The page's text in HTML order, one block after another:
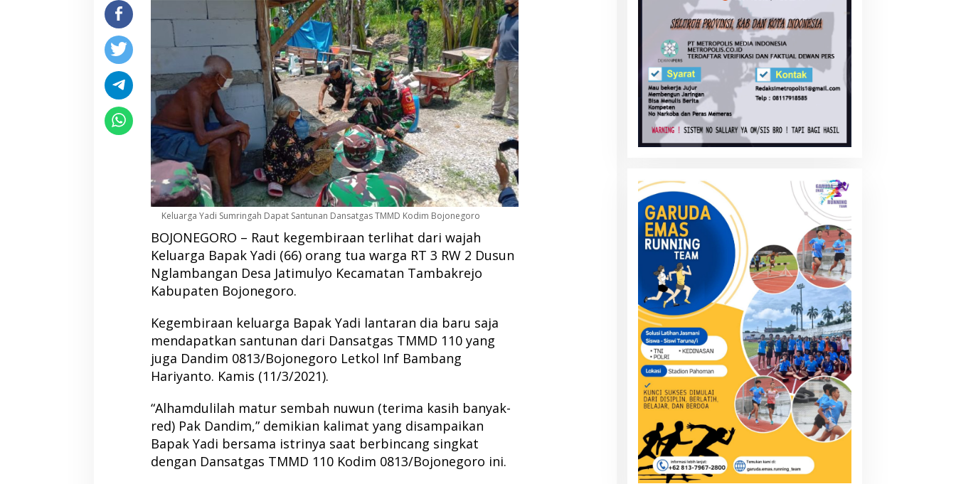
Keluarga Yadi Sumringah Dapat Santunan Dansatgas TMMD Kodim Bojonegoro
BOJONEGORO – Raut kegembiraan terlihat dari wajah
Keluarga Bapak Yadi (66) orang tua warga RT 3 RW 2 Dusun
Nglambangan Desa Jatimulyo Kecamatan Tambakrejo
Kabupaten Bojonegoro.
Kegembiraan keluarga Bapak Yadi lantaran dia baru saja
mendapatkan santunan dari Dansatgas TMMD 110 yang
juga Dandim 0813/Bojonegoro Letkol Inf Bambang
Hariyanto. Kamis (11/3/2021).
“Alhamdulilah matur sembah nuwun (terima kasih banyak-
red) Pak Dandim,” demikian kalimat yang disampaikan
Bapak Yadi bersama istrinya saat berbincang singkat
dengan Dansatgas TMMD 110 Kodim 0813/Bojonegoro ini.